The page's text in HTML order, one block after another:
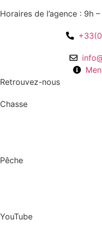
Horaires de l’agence : 9h –
Retrouvez-nous
Chasse
Pêche
YouTube